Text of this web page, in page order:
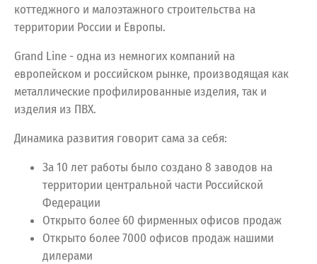
коттеджного и малоэтажного строительства на
территории России и Европы.
Grand Line - одна из немногих компаний на
европейском и российском рынке, производящая как
металлические профилированные изделия, так и
изделия из ПВХ.
Динамика развития говорит сама за себя:
За 10 лет работы было создано 8 заводов на
территории центральной части Российской
Федерации
Открыто более 60 фирменных офисов продаж
Открыто более 7000 офисов продаж нашими
дилерами